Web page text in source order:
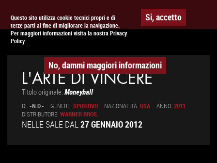
Questo sito utilizza cookie tecnici propri e di
terze parti al fine di migliorare la navigazione.
Per maggiori informazioni visita la nostra Privacy
Policy.
Si, accetto
No, dammi maggiori informazioni
APPUNTAMENTO AL CINEMA
L'ARTE DI VINCERE
Titolo originale: Moneyball
DI: -N.D.- GENERE: SPORTIVO NAZIONALITÀ: USA ANNO: 2011
DISTRIBUTORE: WARNER BROS.
NELLE SALE DAL27 GENNAIO 2012